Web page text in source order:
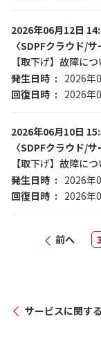
2026年06月12日
〈SDPFクラウド/
【取下げ】故障に
発生日時
2026年
回復日時
2026年
2026年06月10日
〈SDPFクラウド/
【取下げ】故障に
発生日時
2026年
回復日時
2026年
前へ 3
サービスに関す